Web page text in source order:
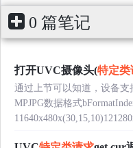
0 篇笔记
打开UVC摄像头(特定类
通过上节可以知道，设备支
MPJPG数据格式